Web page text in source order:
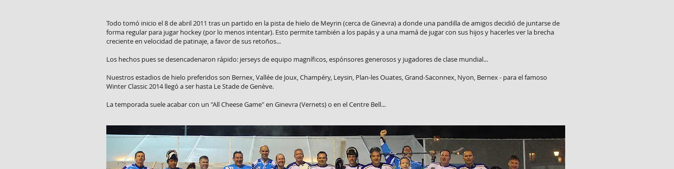
Todo tomó inicio el 8 de abril 2011 tras un partido en la pista de hielo de Meyrin (cerca de Ginevra) a donde una pandilla de amigos decidió de juntarse de
forma regular para jugar hockey (por lo menos intentar). Esto permite también a los papás y a una mamá de jugar con sus hijos y hacerles ver la brecha
creciente en velocidad de patinaje, a favor de sus retoños...
Los hechos pues se desencadenaron rápido: jerseys de equipo magníficos, espónsores generosos y jugadores de clase mundial...
Nuestros estadios de hielo preferidos son Bernex, Vallée de Joux, Champéry, Leysin, Plan-les Ouates, Grand-Saconnex, Nyon, Bernex - para el famoso
Winter Classic 2014 llegó a ser hasta Le Stade de Genève.
La temporada suele acabar con un "All Cheese Game" en Ginevra (Vernets) o en el Centre Bell...